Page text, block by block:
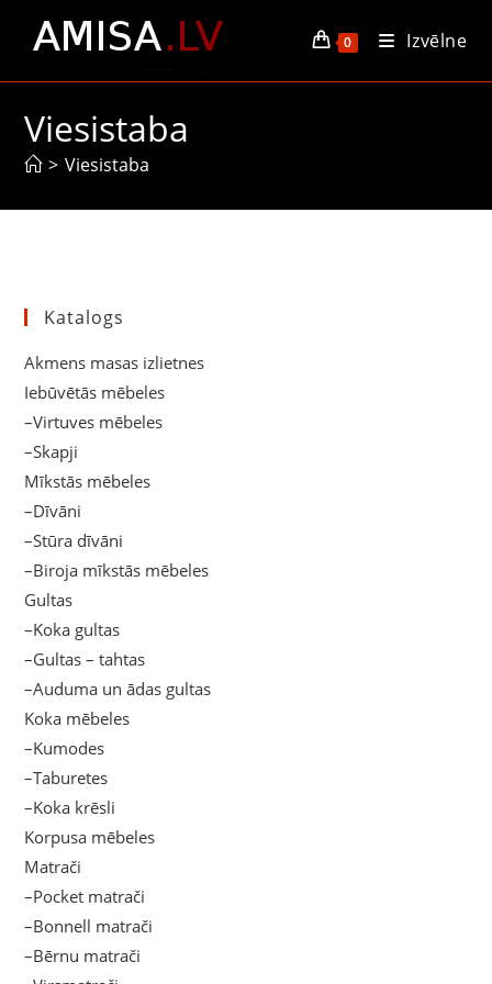
0 Izvēlne
Viesistaba
> Viesistaba
Katalogs
Akmens masas izlietnes
Iebūvētās mēbeles
–Virtuves mēbeles
–Skapji
Mīkstās mēbeles
–Dīvāni
–Stūra dīvāni
–Biroja mīkstās mēbeles
Gultas
–Koka gultas
–Gultas – tahtas
–Auduma un ādas gultas
Koka mēbeles
–Kumodes
–Taburetes
–Koka krēsli
Korpusa mēbeles
Matrači
–Pocket matrači
–Bonnell matrači
–Bērnu matrači